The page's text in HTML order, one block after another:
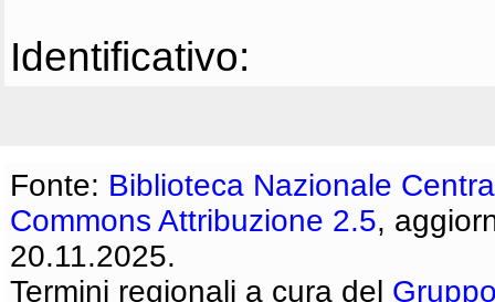
Identificativo:
Fonte: Biblioteca Nazionale
Commons Attribuzione 2.5,
20.11.2025.
Termini regionali a cura del